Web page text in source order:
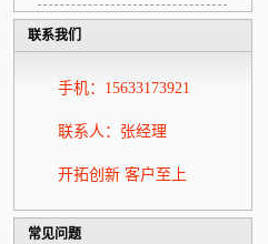
联系我们
手机：15633173921
联系人：张经理
开拓创新 客户至上
常见问题